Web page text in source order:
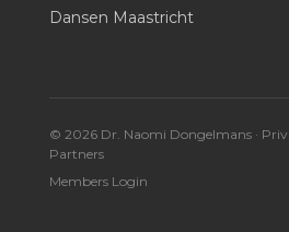
Dansen Maastricht
© 2026 Dr. Naomi Dongelmans ·
Partners
Members Login